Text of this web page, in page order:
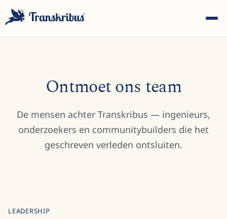
Begin met typen om te zoeken in modellen, sites en
Ontmoet ons team
De mensen achter Transkribus — ingenieurs,
onderzoekers en communitybuilders die het
geschreven verleden ontsluiten.
LEADERSHIP